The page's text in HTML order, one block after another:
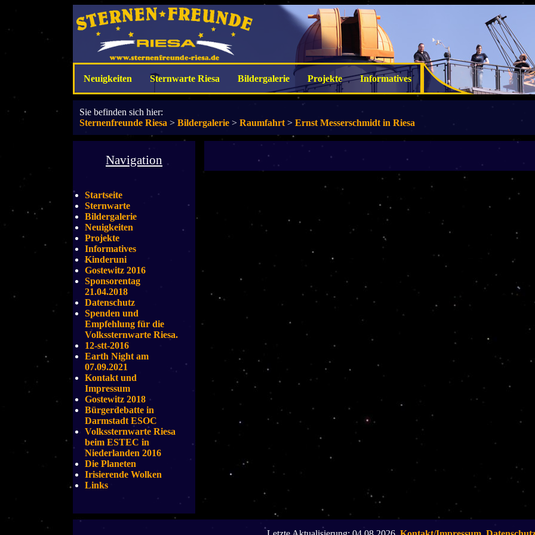
Neuigkeiten Sternwarte Riesa Bildergalerie Projekte Informatives
Sie befinden sich hier:
Sternenfreunde Riesa > Bildergalerie > Raumfahrt > Ernst Messerschmidt in Riesa
Navigation
Startseite
Sternwarte
Bildergalerie
Neuigkeiten
Projekte
Informatives
Kinderuni
Gostewitz 2016
Sponsorentag
21.04.2018
Datenschutz
Spenden und
Empfehlung für die
Volkssternwarte Riesa.
12-stt-2016
Earth Night am
07.09.2021
Kontakt und
Impressum
Gostewitz 2018
Bürgerdebatte in
Darmstadt ESOC
Volkssternwarte Riesa
beim ESTEC in
Niederlanden 2016
Die Planeten
Irisierende Wolken
Links